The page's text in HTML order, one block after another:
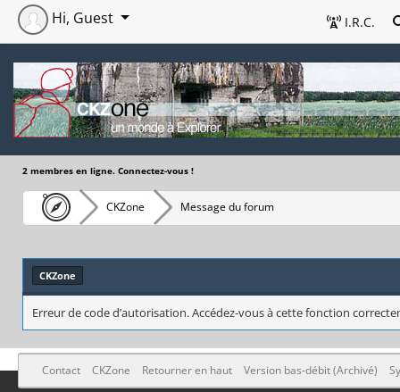
I.R.C.
Hi, Guest
2 membres en ligne. Connectez-vous !
CKZone Message du forum
CKZone
Erreur de code d’autorisation. Accédez-vous à cette fonction
Contact CKZone Retourner en haut Version bas-débit (Archivé)